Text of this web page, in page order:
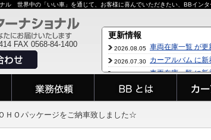
ル 世界中の「いい車」を通じて、お客様に喜んでいただきたい、BBインタ
FAX 0568-84-1400
ＨＯパッケージをご納車致しました☆